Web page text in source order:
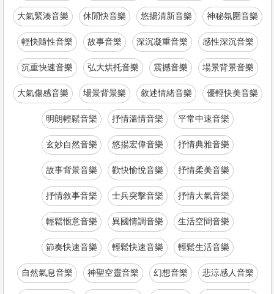
大氣緊湊音樂 休閒快音樂 悠揚清新音樂 神秘氛圍音樂
輕快隨性音樂 故事音樂 深沉凝重音樂 感性深沉音樂
沉重快速音樂 弘大烘托音樂 震撼音樂 場景背景音樂
大氣傷感音樂 場景背景樂 敘述情緒音樂 優輕快美音樂
明朗輕鬆音樂 抒情溫情音樂 平常中速音樂
玄妙自然音樂 悠揚宏偉音樂 抒情典雅音樂
故事背景音樂 歡快愉悅音樂 抒情柔美音樂
抒情敘事音樂 士兵突擊音樂 抒情大氣音樂
輕鬆愜意音樂 異國情調音樂 生活空間音樂
節奏快速音樂 輕鬆快速音樂 輕鬆生活音樂
自然氣息音樂 神聖空靈音樂 幻想音樂 悲涼感人音樂